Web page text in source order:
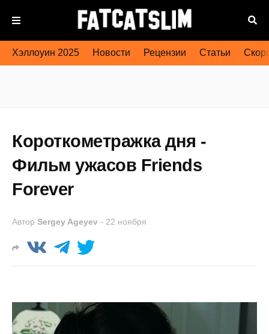
Хэллоуин 2025 Новости Рецензии Статьи
Короткометражка дня -
Фильм ужасов Friends
Forever
Автор Sergey Ageyev - 22 ноября